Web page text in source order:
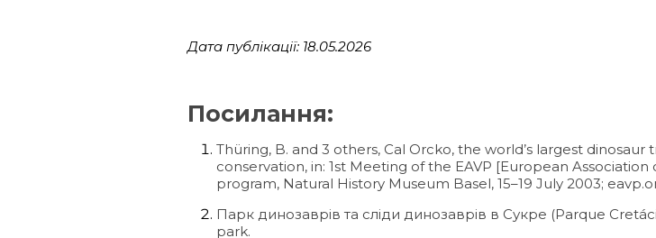
Дата публікації: 18.05.2026
Посилання:
Thüring, B. and 3 others, Cal Orcko, the world’s largest
conservation, in: 1st Meeting of the EAVP [European
program, Natural History Museum Basel, 15–19 July 2003;
Парк динозаврів та сліди динозаврів в Сукре (Parque
park.